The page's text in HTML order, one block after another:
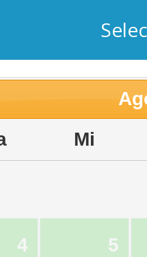
Mi
4 5